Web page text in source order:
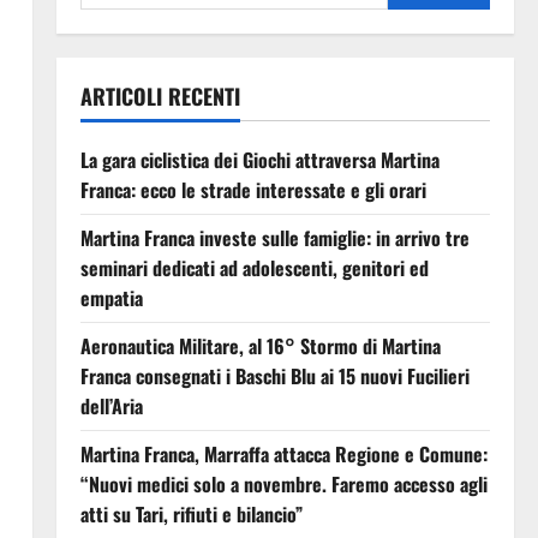
ARTICOLI RECENTI
La gara ciclistica dei Giochi attraversa Martina
Franca: ecco le strade interessate e gli orari
Martina Franca investe sulle famiglie: in arrivo tre
seminari dedicati ad adolescenti, genitori ed
empatia
Aeronautica Militare, al 16° Stormo di Martina
Franca consegnati i Baschi Blu ai 15 nuovi Fucilieri
dell’Aria
Martina Franca, Marraffa attacca Regione e Comune:
“Nuovi medici solo a novembre. Faremo accesso agli
atti su Tari, rifiuti e bilancio”